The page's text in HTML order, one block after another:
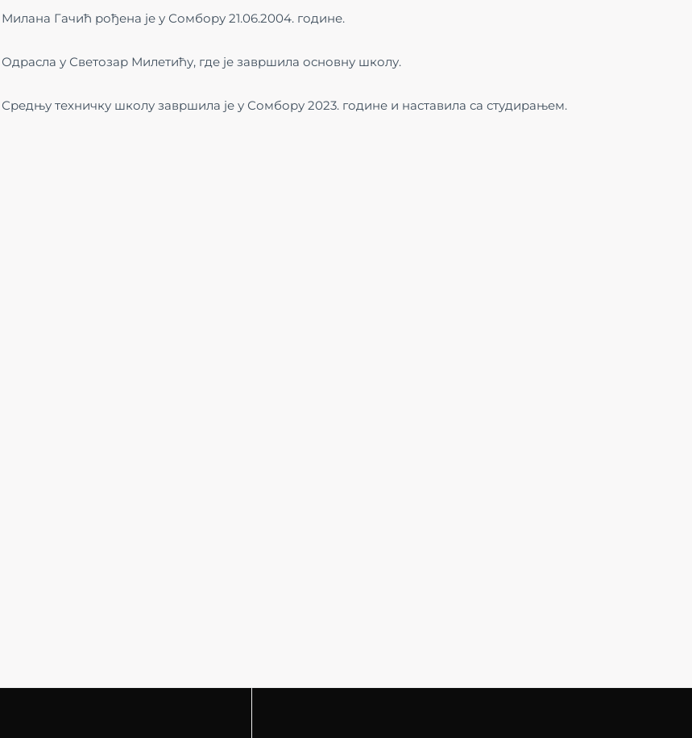
Милана Гачић рођена је у Сомбору 21.06.2004. године.
Одрасла у Светозар Милетићу, где је завршила основну школу.
Средњу техничку школу завршила је у Сомбору 2023. године и наставила са студирањем.